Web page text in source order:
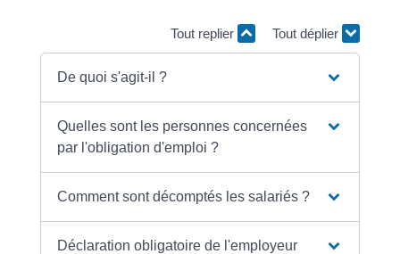
Tout replier Tout déplier
De quoi s'agit-il ?
Quelles sont les personnes concernées
par l'obligation d'emploi ?
Comment sont décomptés les salariés ?
Déclaration obligatoire de l'employeur